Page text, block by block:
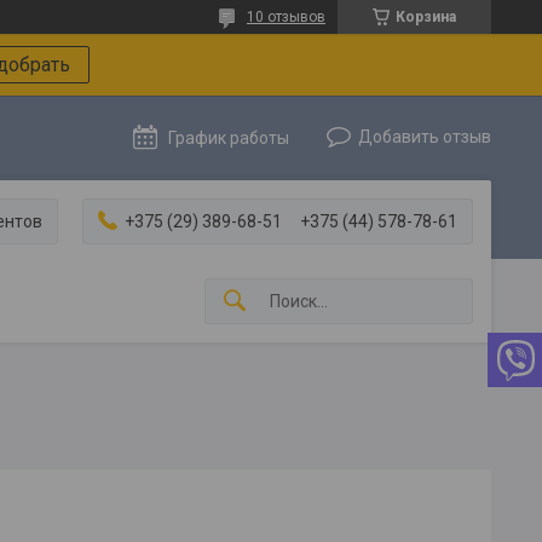
Корзина
10 отзывов
График работы Добавить отзыв
+375 (29) 389-68-51 +375 (44) 578-78-61